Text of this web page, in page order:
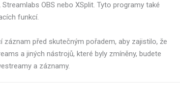
OBS nebo XSplit. Tyto programy také
funkcí.
záznam před skutečným pořadem, aby zajistilo, že
a jiných nástrojů, které byly zmíněny, budete
a záznamy.